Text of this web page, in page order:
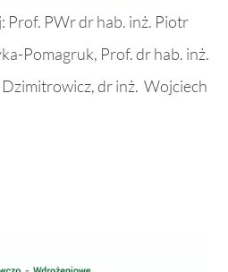
Prof. PWr dr hab. inż. Piotr
Pomagruk, Prof. dr hab. inż.
Dzimitrowicz, dr inż. Wojciech